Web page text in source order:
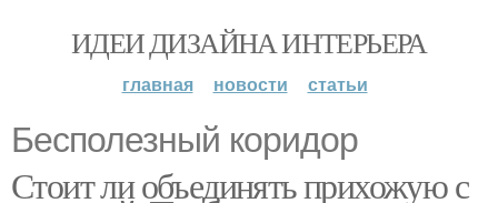
ИДЕИ ДИЗАЙНА ИНТЕРЬЕРА
главная новости статьи
Бесполезный коридор
Стоит ли объединять прихожую с